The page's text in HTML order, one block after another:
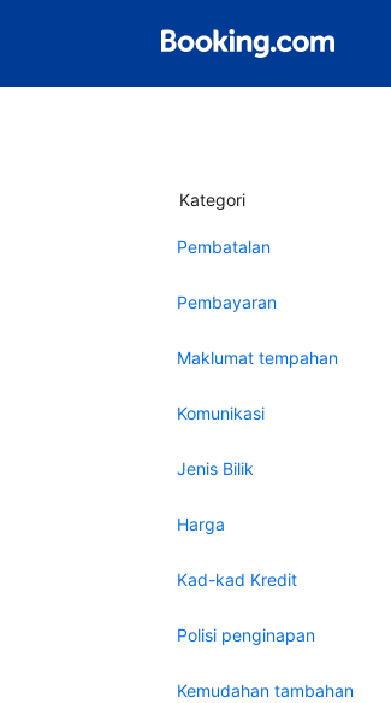
Kategori
Pembatalan
Pembayaran
Maklumat tempahan
Komunikasi
Jenis Bilik
Harga
Kad-kad Kredit
Polisi penginapan
Kemudahan tambahan